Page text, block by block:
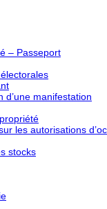
– Passeport
d’une manifestation
les autorisations
stocks